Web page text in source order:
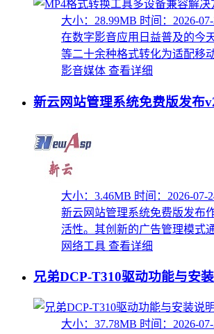
大小：28.99MB 时间：2026-
在数字影音应用日益普及的今
等二十余种格式转化为适配移
影音媒体 查看详细
新云网站管理系统免费版发布
大小：3.46MB 时间：2026-07-
新云网站管理系统免费版发布
活性。其创新的广告管理模式
网络工具 查看详细
兄弟DCP-T310驱动功能与安
大小：37.78MB 时间：2026-